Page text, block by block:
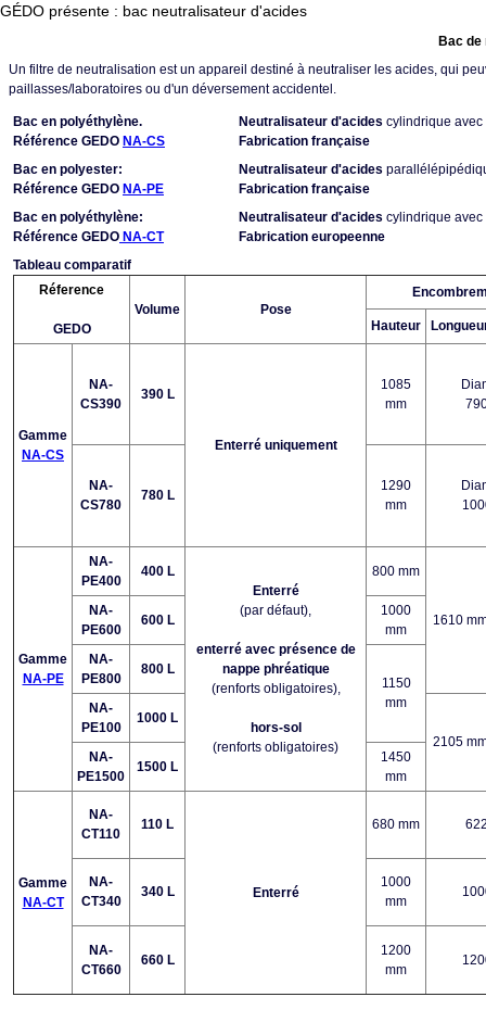
GÉDO présente : bac neutralisateur d'acides
Bac
Un filtre de neutralisation est un appareil destiné à neutraliser les acides, qui
paillasses/laboratoires ou d'un déversement accidentel.
Bac en polyéthylène.
Référence GEDO NA-CS
Neutralisateur d'acides cylindrique
Fabrication française
Bac en polyester:
Référence GEDO NA-PE
Neutralisateur d'acides
Fabrication française
Bac en polyéthylène:
Référence GEDO NA-CT
Neutralisateur d'acides cylindrique
Fabrication europeenne
Tableau comparatif
Réference
GEDO
Volume Pose
Hauteur
Gamme
NA-CS
NA-
CS390
390 L
Enterré uniquement
1085
mm
NA-
CS780
780 L
1290
mm
Gamme
NA-PE
NA-
PE400
400 L
Enterré
(par défaut),
enterré avec présence de
nappe phréatique
(renforts obligatoires),
hors-sol
(renforts obligatoires)
800 mm
1610
NA-
PE600
600 L
1000
mm
NA-
PE800
800 L
1150
mm
NA-
PE100
1000 L
2105
NA-
PE1500
1500 L
1450
mm
Gamme
NA-CT
NA-
CT110
110 L
Enterré
680 mm
NA-
CT340
340 L
1000
mm
NA-
CT660
660 L
1200
mm